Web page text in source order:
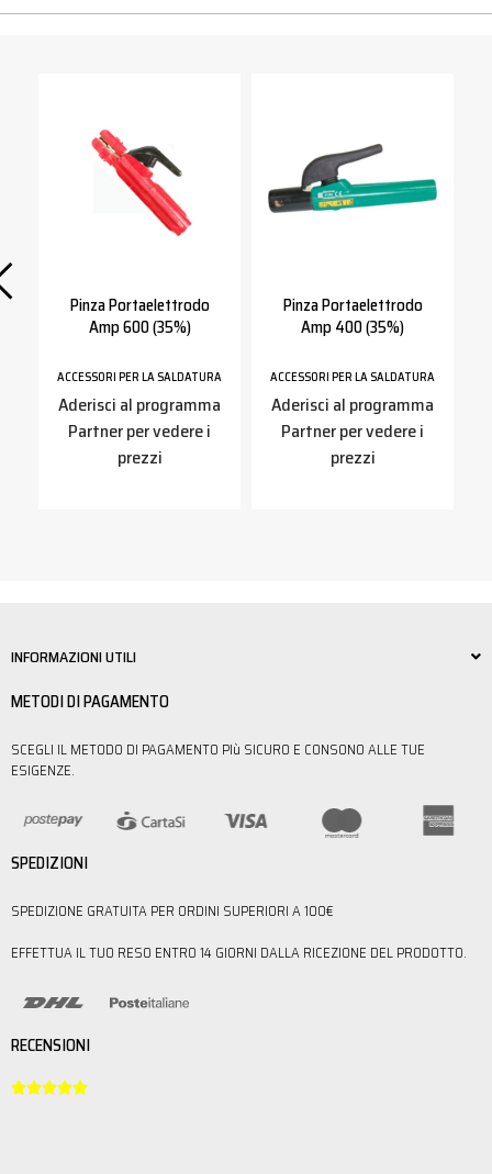
Pinza Portaelettrodo
Amp 600 (35%)
ACCESSORI PER LA SALDATURA
Aderisci al programma
Partner per vedere i
prezzi
Pinza Portaelettrodo
Amp 400 (35%)
ACCESSORI PER LA SALDATURA
Aderisci al programma
Partner per vedere i
prezzi
INFORMAZIONI UTILI
METODI DI PAGAMENTO
SCEGLI IL METODO DI PAGAMENTO PIù SICURO E CONSONO ALLE TUE
ESIGENZE.
SPEDIZIONI
SPEDIZIONE GRATUITA PER ORDINI SUPERIORI A 100€
EFFETTUA IL TUO RESO ENTRO 14 GIORNI DALLA RICEZIONE DEL PRODOTTO.
RECENSIONI
